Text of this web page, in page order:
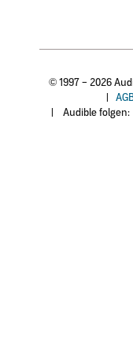
© 1997 – 2026
Audible folgen: